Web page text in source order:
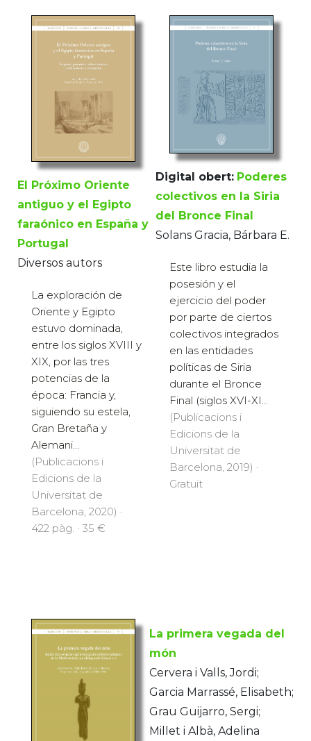
El Próximo Oriente
antiguo y el Egipto
faraónico en España y
Portugal
Diversos autors
La exploración de
Oriente y Egipto
estuvo dominada,
entre los siglos XVIII y
XIX, por las tres
potencias de la
época: Francia y,
siguiendo su estela,
Gran Bretaña y
Alemani...
(Publicacions i
Edicions de la
Universitat de
Barcelona, 2020) ·
422 pàg. · 35 €
Digital obert: Poderes
colectivos en la Siria
del Bronce Final
Solans Gracia, Bárbara E.
Este libro estudia la
posesión y el
ejercicio del poder
por parte de ciertos
colectivos integrados
en las entidades
políticas de Siria
durante el Bronce
Final (siglos XVI-XI...
(Publicacions i
Edicions de la
Universitat de
Barcelona, 2019) ·
Gratuït
La primera vegada del
món
Cervera i Valls, Jordi;
Garcia Marrassé, Elisabeth;
Grau Guijarro, Sergi;
Millet i Albà, Adelina